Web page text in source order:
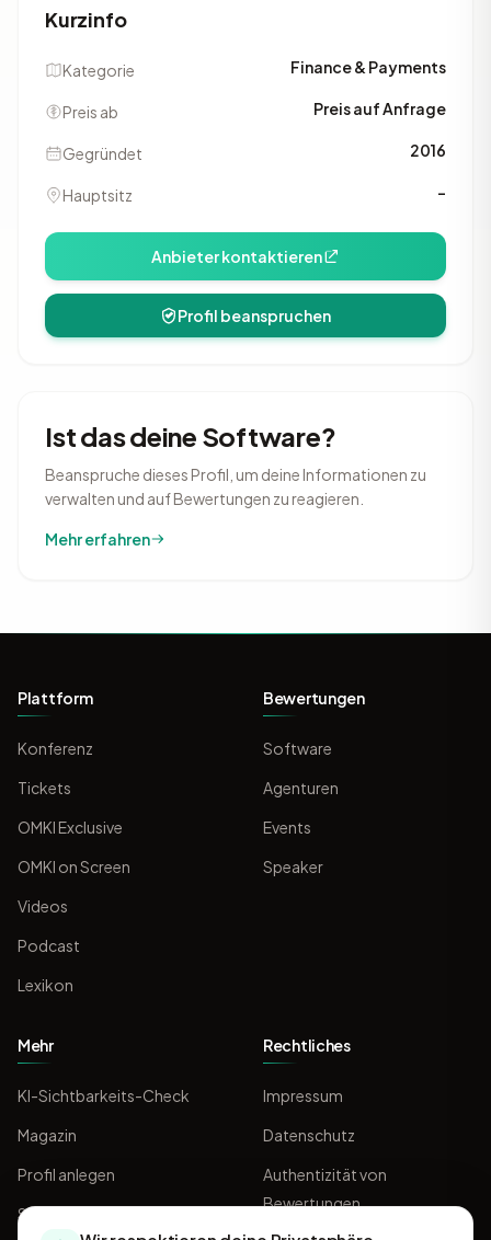
Kurzinfo
Kategorie Finance & Payments
Preis ab Preis auf Anfrage
Gegründet 2016
Hauptsitz –
Anbieter kontaktieren
Profil beanspruchen
Ist das deine Software?
Beanspruche dieses Profil, um deine Informationen zu
verwalten und auf Bewertungen zu reagieren.
Mehr erfahren
Plattform
Konferenz
Tickets
OMKI Exclusive
OMKI on Screen
Videos
Podcast
Lexikon
Bewertungen
Software
Agenturen
Events
Speaker
Mehr
KI-Sichtbarkeits-Check
Magazin
Profil anlegen
Sponsoring
Rechtliches
Impressum
Datenschutz
Authentizität von
Bewertungen